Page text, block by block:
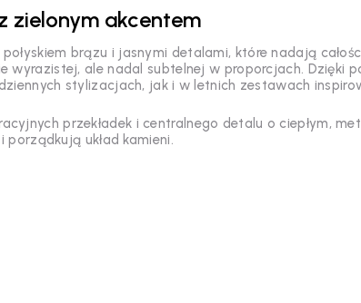
zielonym akcentem
połyskiem brązu i jasnymi detalami, które nadają
ale nadal subtelnej w proporcjach. Dzięki
stylizacjach, jak i w letnich zestawach
przekładek i centralnego detalu o ciepłym,
układ kamieni.